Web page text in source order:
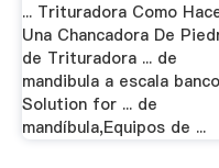
... Trituradora Como
Una Chancadora De
de Trituradora ... de
mandibula a escala banco
Solution for ... de
mandíbula,Equipos de ...